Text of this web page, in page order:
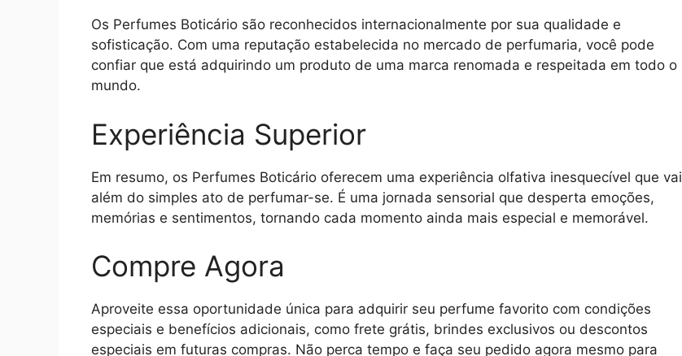
Os Perfumes Boticário são reconhecidos internacionalmente por sua qualidade e
sofisticação. Com uma reputação estabelecida no mercado de perfumaria, você pode
confiar que está adquirindo um produto de uma marca renomada e respeitada em todo o
mundo.
Experiência Superior
Em resumo, os Perfumes Boticário oferecem uma experiência olfativa inesquecível que vai
além do simples ato de perfumar-se. É uma jornada sensorial que desperta emoções,
memórias e sentimentos, tornando cada momento ainda mais especial e memorável.
Compre Agora
Aproveite essa oportunidade única para adquirir seu perfume favorito com condições
especiais e benefícios adicionais, como frete grátis, brindes exclusivos ou descontos
especiais em futuras compras. Não perca tempo e faça seu pedido agora mesmo para